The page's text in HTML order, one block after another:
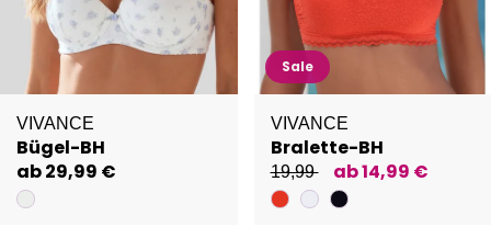
VIVANCE
Bügel-BH
ab 29,99 €
Sale
VIVANCE
Bralette-BH
19,99 ab 14,99 €